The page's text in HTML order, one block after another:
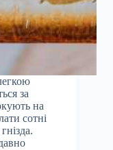
за
на
сотні